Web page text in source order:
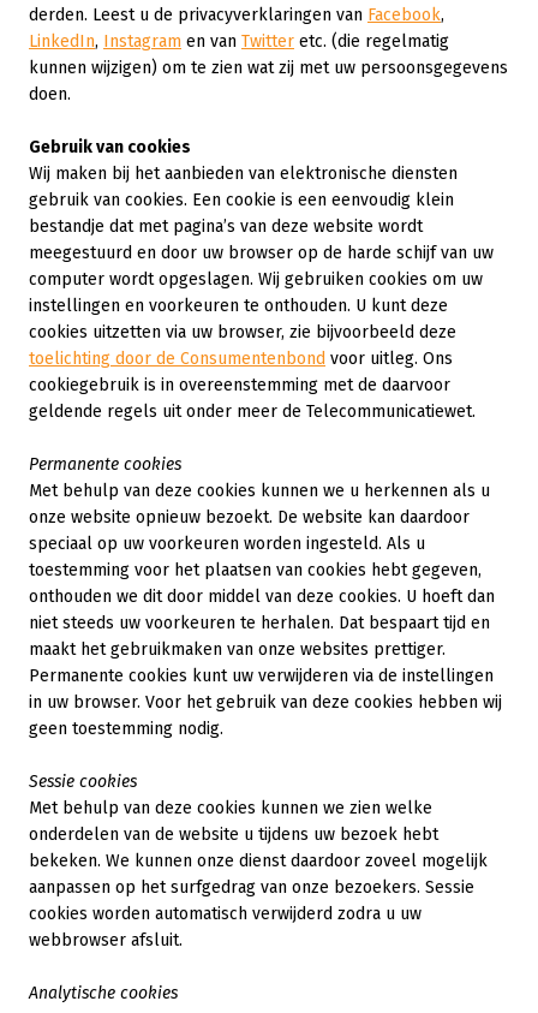
derden. Leest u de privacyverklaringen van Facebook,
LinkedIn, Instagram en van Twitter etc. (die regelmatig
kunnen wijzigen) om te zien wat zij met uw persoonsgegevens
doen.
Gebruik van cookies
Wij maken bij het aanbieden van elektronische diensten
gebruik van cookies. Een cookie is een eenvoudig klein
bestandje dat met pagina’s van deze website wordt
meegestuurd en door uw browser op de harde schijf van uw
computer wordt opgeslagen. Wij gebruiken cookies om uw
instellingen en voorkeuren te onthouden. U kunt deze
cookies uitzetten via uw browser, zie bijvoorbeeld deze
toelichting door de Consumentenbond voor uitleg. Ons
cookiegebruik is in overeenstemming met de daarvoor
geldende regels uit onder meer de Telecommunicatiewet.
Permanente cookies
Met behulp van deze cookies kunnen we u herkennen als u
onze website opnieuw bezoekt. De website kan daardoor
speciaal op uw voorkeuren worden ingesteld. Als u
toestemming voor het plaatsen van cookies hebt gegeven,
onthouden we dit door middel van deze cookies. U hoeft dan
niet steeds uw voorkeuren te herhalen. Dat bespaart tijd en
maakt het gebruikmaken van onze websites prettiger.
Permanente cookies kunt uw verwijderen via de instellingen
in uw browser. Voor het gebruik van deze cookies hebben wij
geen toestemming nodig.
Sessie cookies
Met behulp van deze cookies kunnen we zien welke
onderdelen van de website u tijdens uw bezoek hebt
bekeken. We kunnen onze dienst daardoor zoveel mogelijk
aanpassen op het surfgedrag van onze bezoekers. Sessie
cookies worden automatisch verwijderd zodra u uw
webbrowser afsluit.
Analytische cookies